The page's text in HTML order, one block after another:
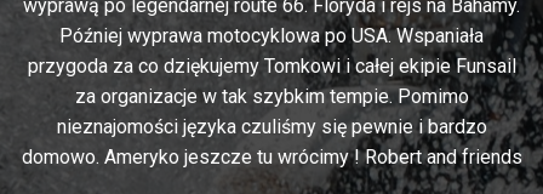
wyprawą po legendarnej route 66. Floryda i rejs na Bahamy.
Później wyprawa motocyklowa po USA. Wspaniała
przygoda za co dziękujemy Tomkowi i całej ekipie Funsail
za organizacje w tak szybkim tempie. Pomimo
nieznajomości języka czuliśmy się pewnie i bardzo
domowo. Ameryko jeszcze tu wrócimy ! Robert and friends